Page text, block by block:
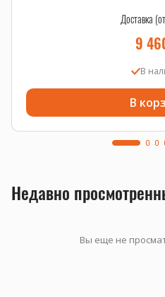
Доставка
9
В
В
Недавно
Вы еще не